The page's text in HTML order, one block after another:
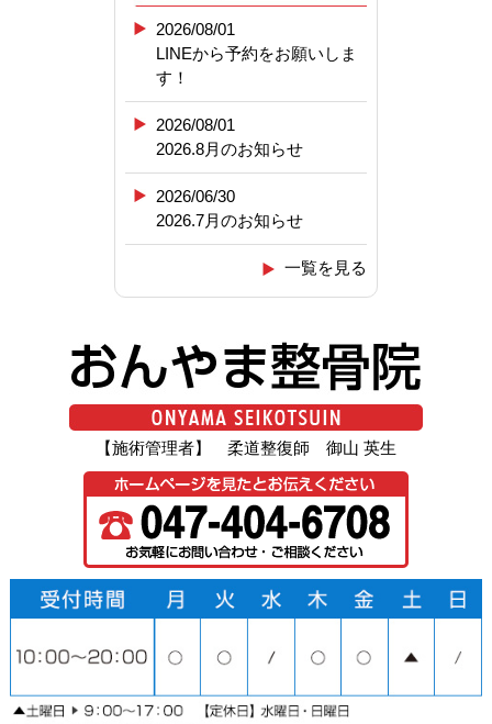
2026/08/01
LINEから予約をお願いしま
す！
2026/08/01
2026.8月のお知らせ
2026/06/30
2026.7月のお知らせ
一覧を見る
【施術管理者】 柔道整復師 御山 英生